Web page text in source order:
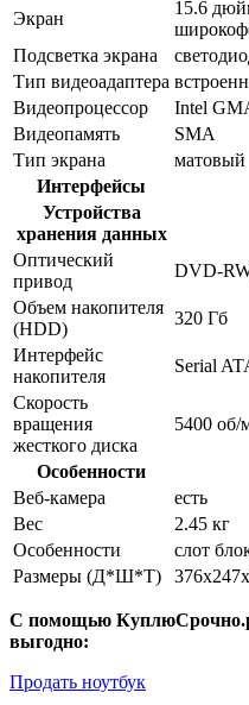
Экран
15.6
Подсветка экрана
Тип видеоадаптера
Видеопроцессор
Intel
Видеопамять
SMA
Тип экрана
матовый
Интерфейсы
Устройства
хранения данных
Оптический
привод
DVD-
Объем накопителя
(HDD)
320 Гб
Интерфейс
накопителя
Serial
Скорость
вращения
жесткого диска
5400 об/
Особенности
Веб-камера
есть
Вес
2.45 кг
Особенности
слот
Размеры (Д*Ш*Т)
С помощью
выгодно:
Продать ноутбук